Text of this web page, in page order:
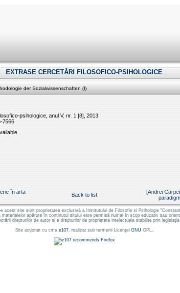
EXTRASE CERCETĂRI FILOSOFICO-PSIHOLOGICE
der Sozialwissenschaften (I)
psihologice, anul V, nr. 1 [8], 2013
7566
în arta
Back to list
[Andrei
acest site sunt proprietatea exclusivă a Institutului de Filosofie si Psihologie
apărute în conținutul sitului este permisă numai în scop educativ sau
drepturilor de autor si a drepturilor de proprietate intelectuala stabilite prin
Site acţionat cu cms e107, realizat sub termenii Licenţei GNU GPL.